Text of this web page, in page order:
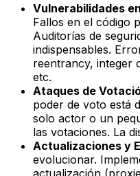
Vulnerabilidades
Fallos en el código
Auditorías de
indispensables.
reentrancy, integer
etc.
Ataques de
poder de voto está
solo actor o un
las votaciones. La
Actualizaciones y
evolucionar.
actualización